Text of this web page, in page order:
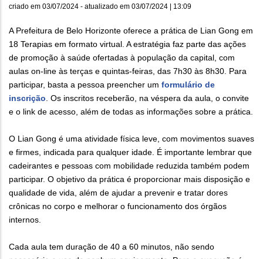
criado em 03/07/2024 - atualizado em 03/07/2024 | 13:09
A Prefeitura de Belo Horizonte oferece a prática de Lian Gong em
18 Terapias em formato virtual. A estratégia faz parte das ações
de promoção à saúde ofertadas à população da capital, com
aulas on-line às terças e quintas-feiras, das 7h30 às 8h30. Para
participar, basta a pessoa preencher um formulário de
inscrição. Os inscritos receberão, na véspera da aula, o convite
e o link de acesso, além de todas as informações sobre a prática.
O Lian Gong é uma atividade física leve, com movimentos suaves
e firmes, indicada para qualquer idade. É importante lembrar que
cadeirantes e pessoas com mobilidade reduzida também podem
participar. O objetivo da prática é proporcionar mais disposição e
qualidade de vida, além de ajudar a prevenir e tratar dores
crônicas no corpo e melhorar o funcionamento dos órgãos
internos.
Cada aula tem duração de 40 a 60 minutos, não sendo